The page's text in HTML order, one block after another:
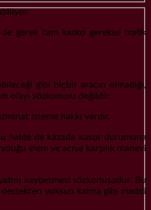
de gerek tam kasko gerekse trafik
gibi hiçbir aracın olmadığı,
olayı sözkonusu değildir.
isteme hakkı vardır.
halde de kazada kusur durumuna
elem ve acıya karşılık manevi
kaybetmesi sözkonusudur. Bu
yoksun kalma gibi maddi